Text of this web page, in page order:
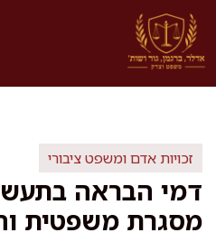
לדלג
לתוכן
זכויות אדם ומשפט ציבורי
דמי הבראה
מסגרת משפטית